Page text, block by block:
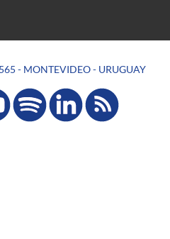
- MONTEVIDEO - URUGUAY